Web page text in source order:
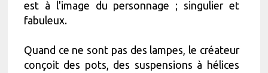
est à l'image du personnage ; singulier et
fabuleux.
Quand ce ne sont pas des lampes, le créateur
conçoit des pots, des suspensions à hélices